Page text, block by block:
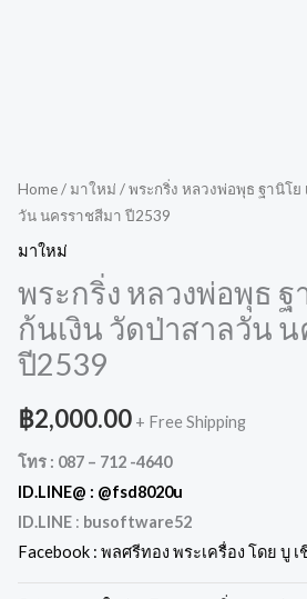
Home/ มาใหม่ / พระกริ่ง หลวงพ่อพุธ ฐานิโย
วัน นครราชสีมา ปี2539
มาใหม่
พระกริ่ง หลวงพ่อพุธ ฐ
ก้นเงิน วัดป่าสาลวัน
ปี2539
฿2,000.00 + Free Shipping
โทร : 087 – 712 -4640
ID.LINE@ : @fsd8020u
ID.LINE : busoftware52
Facebook : พลศรีทอง พระเครื่อง โดย บู เ